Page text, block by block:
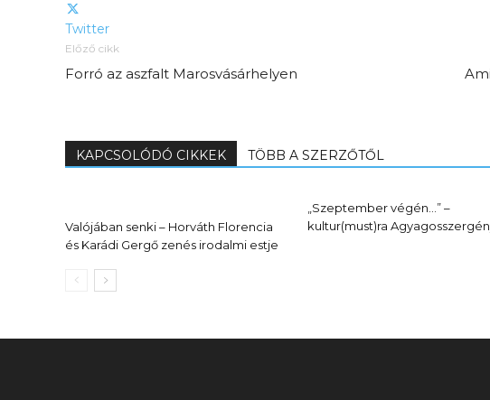
Twitter
Előző cikk
Forró az aszfalt Marosvásárhelyen
KAPCSOLÓDÓ CIKKEK TÖBB A SZERZŐTŐL
Valójában senki – Horváth Florencia
és Karádi Gergő zenés irodalmi estje
„Szeptember végén…” –
kultur(must)ra
unatkozás képességét? –
Trashről és lélekről
S03E02 premier